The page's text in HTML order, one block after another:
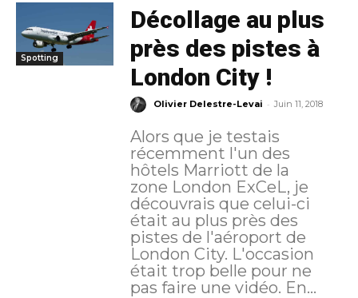
Spotting
Décollage au plus
près des pistes à
London City !
Olivier Delestre-Levai - Juin 11, 2018
Alors que je testais
récemment l'un des
hôtels Marriott de la
zone London ExCeL, je
découvrais que celui-ci
était au plus près des
pistes de l'aéroport de
London City. L'occasion
était trop belle pour ne
pas faire une vidéo. En...